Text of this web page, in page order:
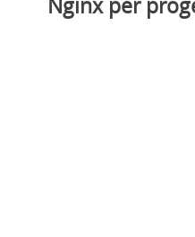
Nginx per